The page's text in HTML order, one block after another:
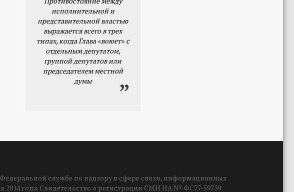
исполнительной и
представительной властью
выражается всего в трех
типах, когда Глава «воюет» с
отдельным депутатом,
группой депутатов или
председателем местной
думы
службе по надзору в сфере связи, информационных
года. Свидетельство о регистрации СМИ ИА № ФС77-59739